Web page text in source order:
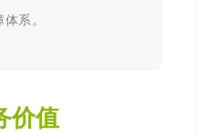
系。
价值